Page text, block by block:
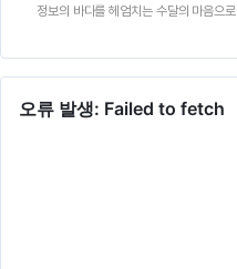
정보의 바다를 헤엄치는 수달의 마음으로